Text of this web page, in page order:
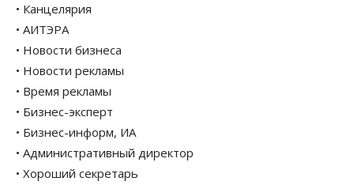
• Канцелярия
• АИТЭРА
• Новости бизнеса
• Новости рекламы
• Время рекламы
• Бизнес-эксперт
• Бизнес-информ, ИА
• Административный директор
• Хороший секретарь